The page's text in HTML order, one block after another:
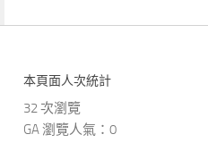
本頁面人次統計
32 次瀏覽
GA 瀏覽人氣：0